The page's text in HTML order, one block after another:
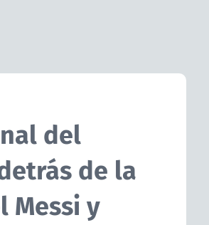
del
de la
Messi y